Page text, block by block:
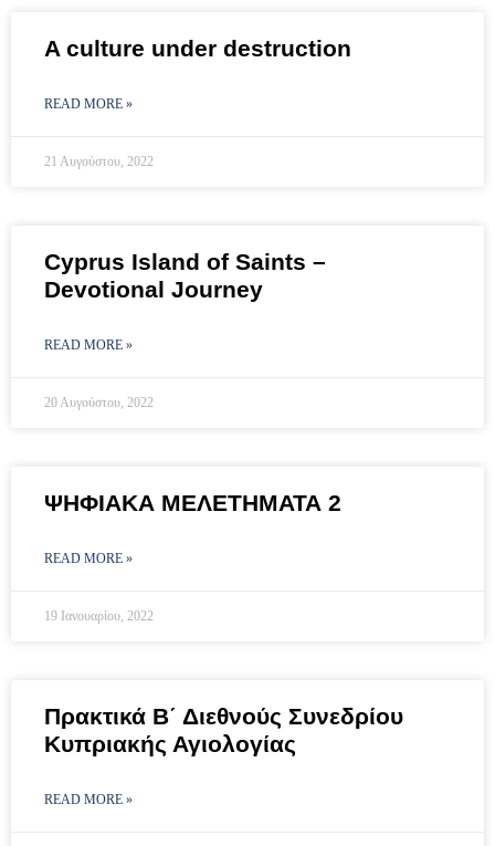
A culture under destruction
READ MORE »
21 Αυγούστου, 2022
Cyprus Island of Saints –
Devotional Journey
READ MORE »
20 Αυγούστου, 2022
ΨΗΦΙΑΚΑ ΜΕΛΕΤΗΜΑΤΑ 2
READ MORE »
19 Ιανουαρίου, 2022
Πρακτικά Β΄ Διεθνούς Συνεδρίου
Κυπριακής Αγιολογίας
READ MORE »